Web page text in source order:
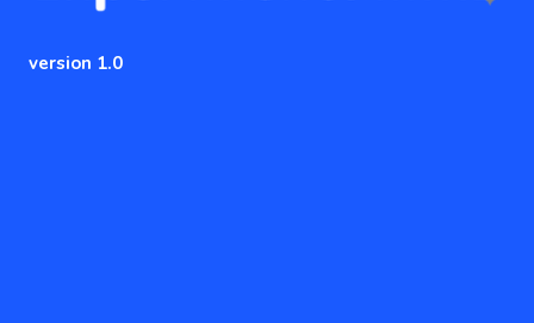
version 1.0